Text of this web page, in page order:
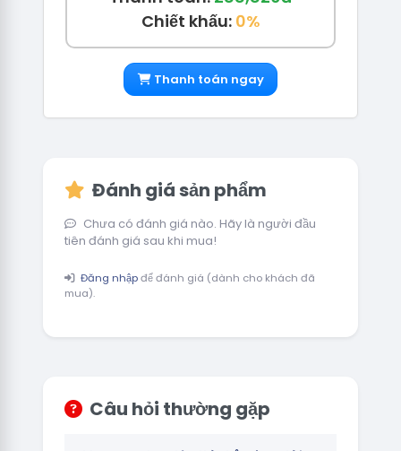
Chiết khấu: 0%
Thanh toán ngay
Đánh giá sản phẩm
Chưa có đánh giá nào. Hãy là người đầu
tiên đánh giá sau khi mua!
Đăng nhậpđể đánh giá (dành cho khách đã
mua).
Câu hỏi thường gặp